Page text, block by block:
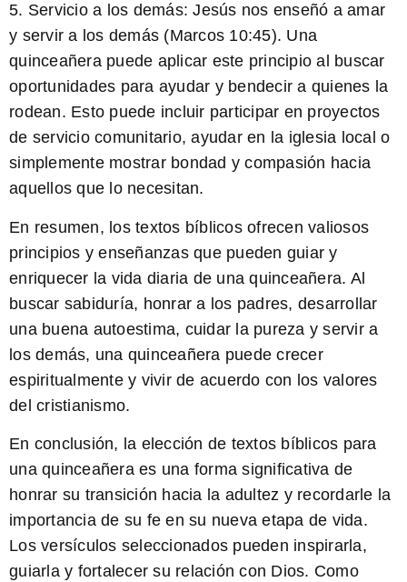
5. Servicio a los demás: Jesús nos enseñó a amar
y servir a los demás (Marcos 10:45). Una
quinceañera puede aplicar este principio al buscar
oportunidades para ayudar y bendecir a quienes la
rodean. Esto puede incluir participar en proyectos
de servicio comunitario, ayudar en la iglesia local o
simplemente mostrar bondad y compasión hacia
aquellos que lo necesitan.
En resumen, los textos bíblicos ofrecen valiosos
principios y enseñanzas que pueden guiar y
enriquecer la vida diaria de una quinceañera. Al
buscar sabiduría, honrar a los padres, desarrollar
una buena autoestima, cuidar la pureza y servir a
los demás, una quinceañera puede crecer
espiritualmente y vivir de acuerdo con los valores
del cristianismo.
En conclusión, la elección de textos bíblicos para
una quinceañera es una forma significativa de
honrar su transición hacia la adultez y recordarle la
importancia de su fe en su nueva etapa de vida.
Los versículos seleccionados pueden inspirarla,
guiarla y fortalecer su relación con Dios. Como